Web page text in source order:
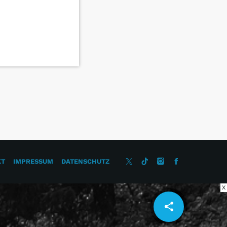
share
email
IMPRESSUM DATENSCHUTZ
X